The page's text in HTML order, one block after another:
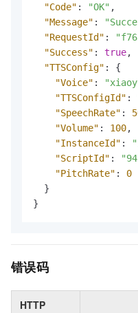
"Code" : "OK" ,
"Message" :
"RequestId" :
"Success" : true,
"TTSConfig" :
{
"Voice" :
"TTSConfigId" :
"SpeechRate" :
"Volume" : 100,
"InstanceId" :
"ScriptId" :
"PitchRate" :
0
}
}
错误码
HTTP